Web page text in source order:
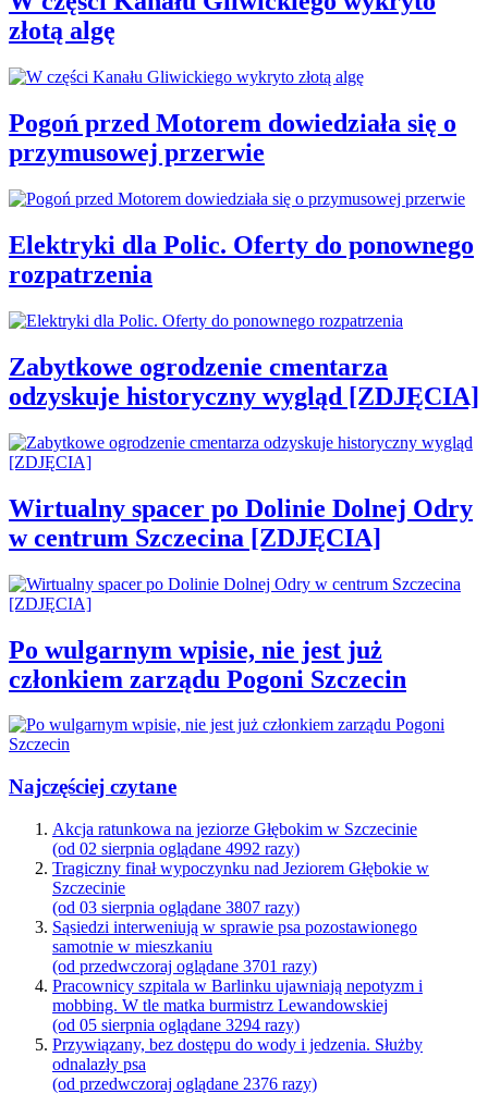
złotą algę
Pogoń przed Motorem dowiedziała się o
przymusowej przerwie
Elektryki dla Polic. Oferty do ponownego
rozpatrzenia
Zabytkowe ogrodzenie cmentarza
odzyskuje historyczny wygląd [ZDJĘCIA]
Wirtualny spacer po Dolinie Dolnej Odry
w centrum Szczecina [ZDJĘCIA]
Po wulgarnym wpisie, nie jest już
członkiem zarządu Pogoni Szczecin
Najczęściej czytane
Akcja ratunkowa na jeziorze Głębokim w Szczecinie
(od 02 sierpnia oglądane 4992 razy)
Tragiczny finał wypoczynku nad Jeziorem Głębokie w
Szczecinie
(od 03 sierpnia oglądane 3807 razy)
Sąsiedzi interweniują w sprawie psa pozostawionego
samotnie w mieszkaniu
(od przedwczoraj oglądane 3701 razy)
Pracownicy szpitala w Barlinku ujawniają nepotyzm i
mobbing. W tle matka burmistrz Lewandowskiej
(od 05 sierpnia oglądane 3294 razy)
Przywiązany, bez dostępu do wody i jedzenia. Służby
odnalazły psa
(od przedwczoraj oglądane 2376 razy)